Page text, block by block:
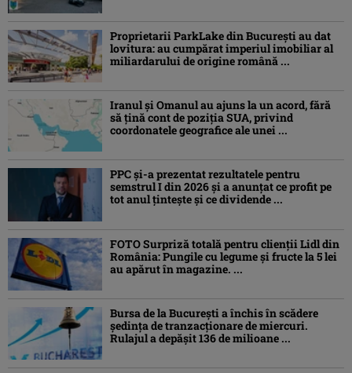
Proprietarii ParkLake din București au dat
lovitura: au cumpărat imperiul imobiliar al
miliardarului de origine română ...
Iranul și Omanul au ajuns la un acord, fără
să țină cont de poziția SUA, privind
coordonatele geografice ale unei ...
PPC și-a prezentat rezultatele pentru
semstrul I din 2026 și a anunțat ce profit pe
tot anul țintește și ce dividende ...
FOTO Surpriză totală pentru clienții Lidl din
România: Pungile cu legume și fructe la 5 lei
au apărut în magazine. ...
Bursa de la București a închis în scădere
ședința de tranzacționare de miercuri.
Rulajul a depășit 136 de milioane ...